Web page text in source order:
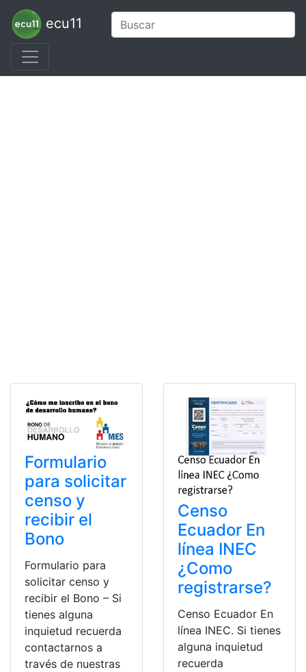
ecu11
Formulario
para solicitar
censo y
recibir el
Bono
Formulario para
solicitar censo y
recibir el Bono – Si
tienes alguna
inquietud recuerda
contactarnos a
través de nuestras
Censo
Ecuador En
línea INEC
¿Como
registrarse?
Censo Ecuador En
línea INEC. Si tienes
alguna inquietud
recuerda